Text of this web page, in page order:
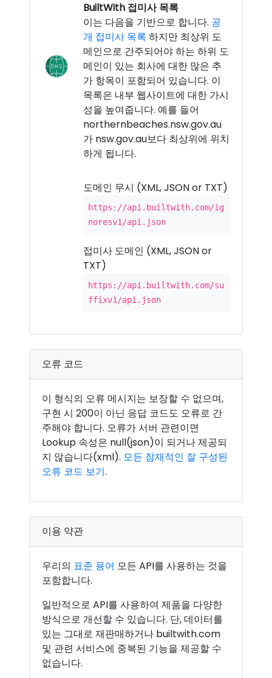
BuiltWith 접미사 목록
이는 다음을 기반으로 합니다. 공
개 접미사 목록 하지만 최상위 도
메인으로 간주되어야 하는 하위 도
메인이 있는 회사에 대한 많은 추
가 항목이 포함되어 있습니다. 이
목록은 내부 웹사이트에 대한 가시
성을 높여줍니다. 예를 들어
northernbeaches.nsw.gov.au
가 nsw.gov.au보다 최상위에 위치
하게 됩니다.
도메인 무시 (XML, JSON or TXT)
https://api.builtwith.com/ig
noresv1/api.json
접미사 도메인 (XML, JSON or
TXT)
https://api.builtwith.com/su
ffixv1/api.json
오류 코드
이 형식의 오류 메시지는 보장할 수 없으며,
구현 시 200이 아닌 응답 코드도 오류로 간
주해야 합니다. 오류가 서버 관련이면
Lookup 속성은 null(json)이 되거나 제공되
지 않습니다(xml). 모든 잠재적인 잘 구성된
오류 코드 보기.
이용 약관
우리의 표준 용어 모든 API를 사용하는 것을
포함합니다.
일반적으로 API를 사용하여 제품을 다양한
방식으로 개선할 수 있습니다. 단, 데이터를
있는 그대로 재판매하거나 builtwith.com
및 관련 서비스에 중복된 기능을 제공할 수
없습니다.